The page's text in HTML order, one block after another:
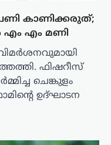
പണി കാണിക്കരുത്;
എം എം മണി
ഫിഷറീസ്
ചെങ്കുളം
ഉദ്ഘാടന